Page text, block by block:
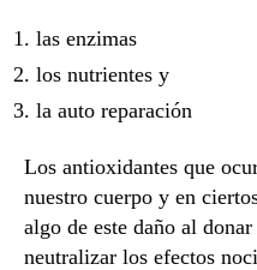
las enzimas
los nutrientes y
la auto reparación
Los antioxidantes que
nuestro cuerpo y en
algo de este daño al
neutralizar los efectos